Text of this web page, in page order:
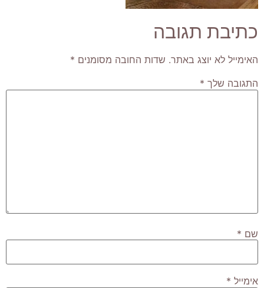
כתיבת תגובה
האימייל לא יוצג באתר. שדות החובה מסומנים *
התגובה שלך *
שם *
אימייל *